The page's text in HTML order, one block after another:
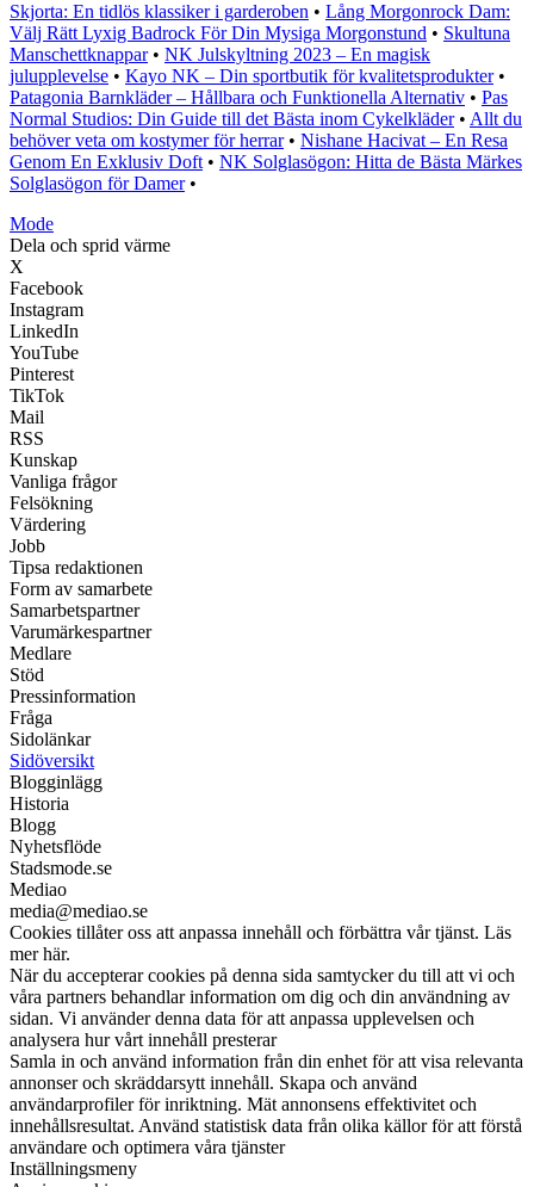
Skjorta: En tidlös klassiker i garderoben • Lång Morgonrock Dam:
Välj Rätt Lyxig Badrock För Din Mysiga Morgonstund • Skultuna
Manschettknappar• NK Julskyltning 2023 – En magisk
julupplevelse • Kayo NK – Din sportbutik för kvalitetsprodukter•
Patagonia Barnkläder – Hållbara och Funktionella Alternativ • Pas
Normal Studios: Din Guide till det Bästa inom Cykelkläder• Allt du
behöver veta om kostymer för herrar• Nishane Hacivat – En Resa
Genom En Exklusiv Doft • NK Solglasögon: Hitta de Bästa Märkes
Solglasögon för Damer•
Mode
Dela och sprid värme
X
Facebook
Instagram
LinkedIn
YouTube
Pinterest
TikTok
Mail
RSS
Kunskap
Vanliga frågor
Felsökning
Värdering
Jobb
Tipsa redaktionen
Form av samarbete
Samarbetspartner
Varumärkespartner
Medlare
Stöd
Pressinformation
Fråga
Sidolänkar
Sidöversikt
Blogginlägg
Historia
Blogg
Nyhetsflöde
Stadsmode.se
Mediao
media@mediao.se
Cookies tillåter oss att anpassa innehåll och förbättra vår tjänst. Läs
mer här.
När du accepterar cookies på denna sida samtycker du till att vi och
våra partners behandlar information om dig och din användning av
sidan. Vi använder denna data för att anpassa upplevelsen och
analysera hur vårt innehåll presterar
Samla in och använd information från din enhet för att visa relevanta
annonser och skräddarsytt innehåll. Skapa och använd
användarprofiler för inriktning. Mät annonsens effektivitet och
innehållsresultat. Använd statistisk data från olika källor för att förstå
användare och optimera våra tjänster
Inställningsmeny